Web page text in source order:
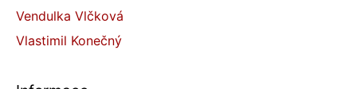
Vendulka Vlčková
Vlastimil Konečný